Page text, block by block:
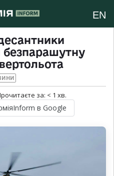
EN
за: < 1 хв.
в Google